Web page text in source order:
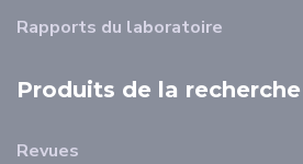
Rapports du laboratoire
Produits de la recherche
Revues